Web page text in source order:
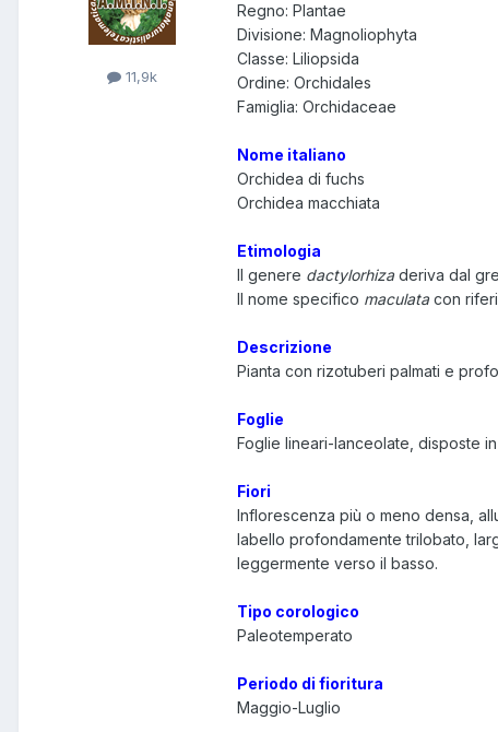
11,9k
Regno: Plantae
Divisione: Magnoliophyta
Classe: Liliopsida
Ordine: Orchidales
Famiglia: Orchidaceae
Nome italiano
Orchidea di fuchs
Orchidea macchiata
Etimologia
Il genere dactylorhiza deriva dal
Il nome specifico maculata con
Descrizione
Pianta con rizotuberi palmati e
Foglie
Foglie lineari-lanceolate, disposte
Fiori
Inflorescenza più o meno densa,
labello profondamente trilobato,
leggermente verso il basso.
Tipo corologico
Paleotemperato
Periodo di fioritura
Maggio-Luglio